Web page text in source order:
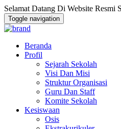
Selamat Datang Di Website Resmi
Toggle navigation
Beranda
Profil
Sejarah Sekolah
Visi Dan Misi
Struktur Organisasi
Guru Dan Staff
Komite Sekolah
Kesiswaan
Osis